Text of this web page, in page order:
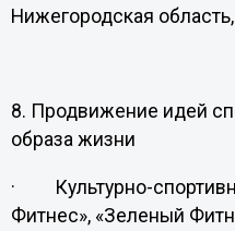
Нижегородская
8. Продвижение идей
образа жизни
· Культурно-
Фитнес», «Зеленый